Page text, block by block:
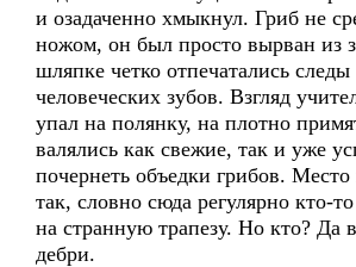
и озадаченно хмыкнул. Гриб не
ножом, он был просто вырван из
шляпке четко отпечатались следы
человеческих зубов. Взгляд
упал на полянку, на плотно
валялись как свежие, так и уже
почернеть объедки грибов. Место
так, словно сюда регулярно кто-
на странную трапезу. Но кто? Да
дебри.